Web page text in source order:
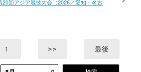
回アジア競技大会（2026／愛知・名古
1 >> 最後